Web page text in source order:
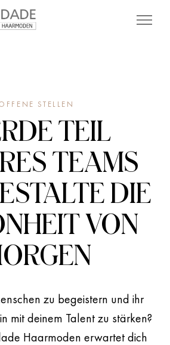
STELLEN
TEIL
TEAMS
DIE
VON
zu begeistern und ihr
mit deinem Talent zu stärken?
Haarmoden erwartet dich